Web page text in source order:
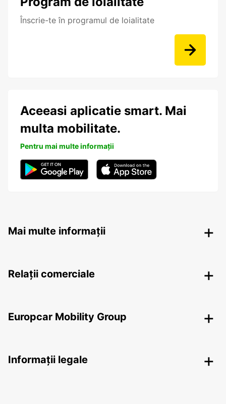
Înscrie-te în programul de loialitate
Aceeasi aplicatie smart. Mai
multa mobilitate.
Pentru mai multe informații
Mai multe informații
Relații comerciale
Europcar Mobility Group
Informații legale